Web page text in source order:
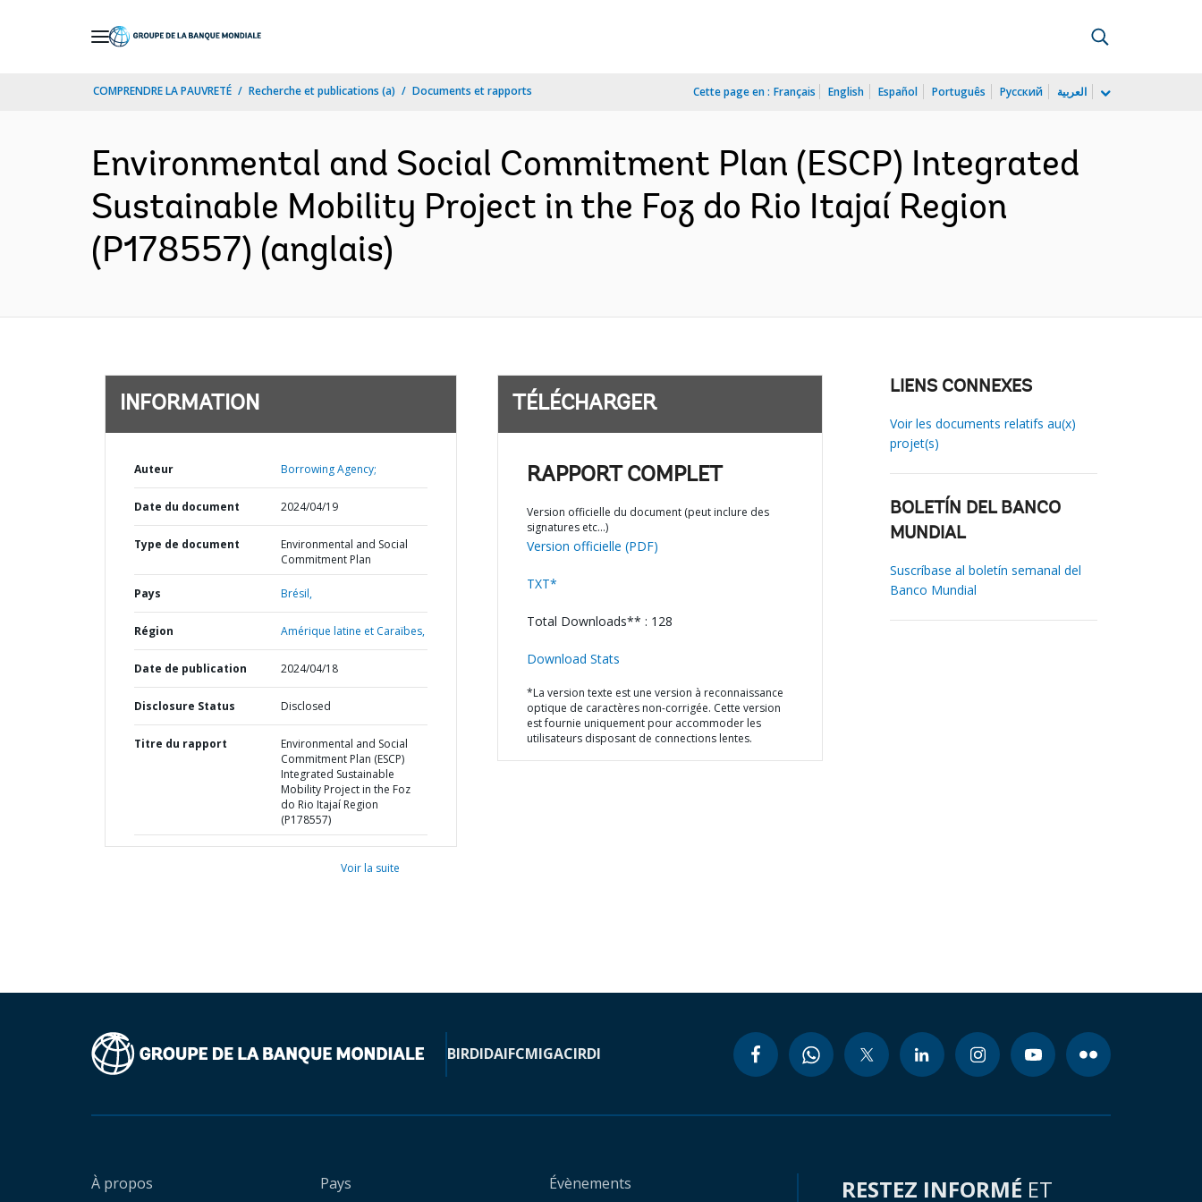
COMPRENDRE LA PAUVRETÉ Recherche et publications (a) Documents et rapports Cette page en : Français English Español Português Русский العربية
Environmental and Social Commitment Plan (ESCP) Integrated
Sustainable Mobility Project in the Foz do Rio Itajaí Region
(P178557) (anglais)
INFORMATION
Auteur Borrowing Agency;
Date du document 2024/04/19
Type de document
Environmental and Social
Commitment Plan
Pays Brésil,
Région Amérique latine et Caraïbes,
Date de publication 2024/04/18
Disclosure Status Disclosed
Titre du rapport
Environmental and Social
Commitment Plan (ESCP)
Integrated Sustainable
Mobility Project in the Foz
do Rio Itajaí Region
(P178557)
Voir la suite
TÉLÉCHARGER
RAPPORT COMPLET
Version officielle du document (peut inclure des
signatures etc…)
Version officielle (PDF)
TXT*
Total Downloads** : 128
Download Stats
*La version texte est une version à reconnaissance
optique de caractères non-corrigée. Cette version
est fournie uniquement pour accommoder les
utilisateurs disposant de connections lentes.
LIENS CONNEXES
Voir les documents relatifs au(x)
projet(s)
BOLETÍN DEL BANCO
MUNDIAL
Suscríbase al boletín semanal del
Banco Mundial
BIRDIDAIFCMIGACIRDI
À propos Pays Évènements RESTEZ INFORMÉ ET